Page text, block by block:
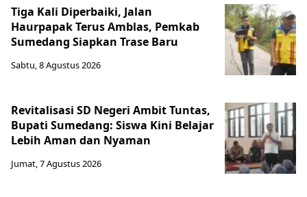
Tiga Kali Diperbaiki, Jalan
Haurpapak Terus Amblas, Pemkab
Sumedang Siapkan Trase Baru
Sabtu, 8 Agustus 2026
Revitalisasi SD Negeri Ambit Tuntas,
Bupati Sumedang: Siswa Kini Belajar
Lebih Aman dan Nyaman
Jumat, 7 Agustus 2026